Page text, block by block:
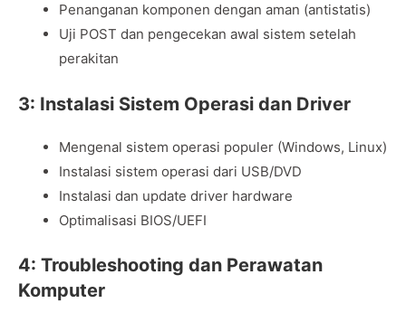
Penanganan komponen dengan aman (antistatis)
Uji POST dan pengecekan awal sistem setelah
perakitan
3: Instalasi Sistem Operasi dan Driver
Mengenal sistem operasi populer (Windows, Linux)
Instalasi sistem operasi dari USB/DVD
Instalasi dan update driver hardware
Optimalisasi BIOS/UEFI
4: Troubleshooting dan Perawatan
Komputer